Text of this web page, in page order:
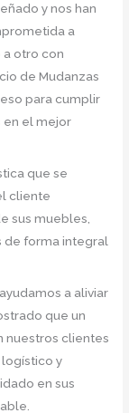
y nos han
a
a otro con
de Mudanzas
para cumplir
en el mejor
que se
cliente
sus muebles,
de forma integral
a aliviar
que un
nuestros clientes
y
en sus